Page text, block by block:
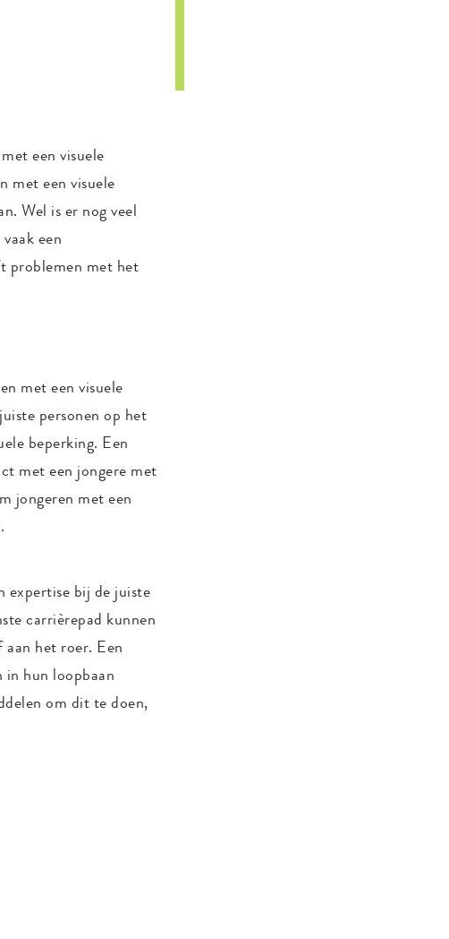
een visuele
met een visuele
Wel is er nog veel
een
problemen met het
met een visuele
personen op het
beperking. Een
met een jongere met
jongeren met een
expertise bij de juiste
carrièrepad kunnen
het roer. Een
in hun loopbaan
om dit te doen,